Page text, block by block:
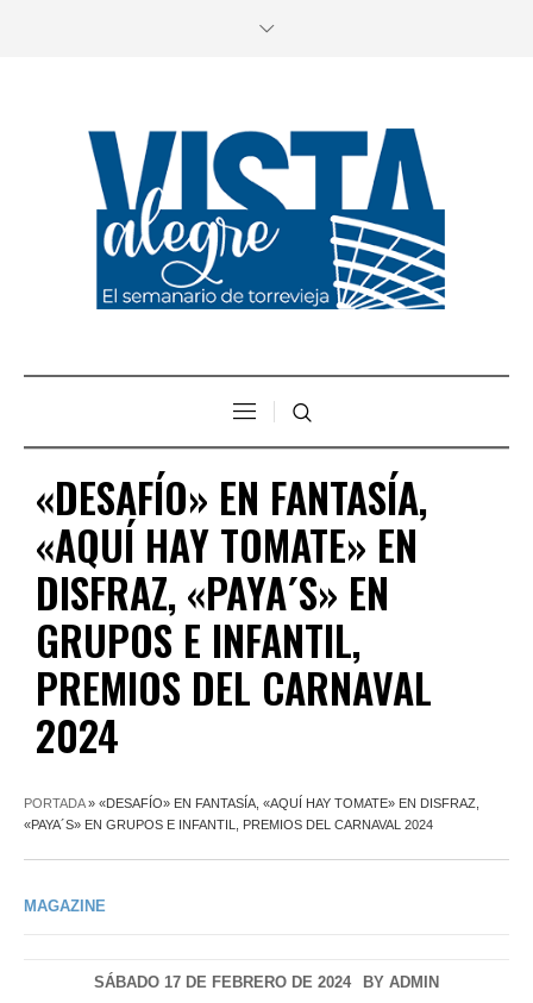
«DESAFÍO» EN FANTASÍA,
«AQUÍ HAY TOMATE» EN
DISFRAZ, «PAYA´S» EN
GRUPOS E INFANTIL,
PREMIOS DEL CARNAVAL
2024
PORTADA» «DESAFÍO» EN FANTASÍA, «AQUÍ HAY TOMATE» EN DISFRAZ,
«PAYA´S» EN GRUPOS E INFANTIL, PREMIOS DEL CARNAVAL 2024
MAGAZINE
SÁBADO 17 DE FEBRERO DE 2024 BY ADMIN